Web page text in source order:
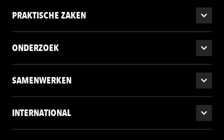
PRAKTISCHE ZAKEN
ONDERZOEK
SAMENWERKEN
INTERNATIONAL